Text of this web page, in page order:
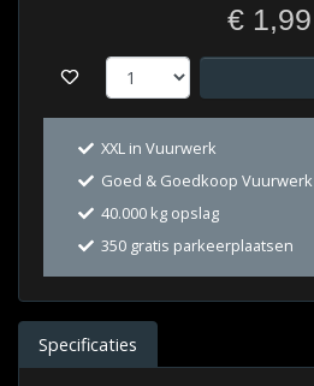
€ 1,99
XXL in Vuurwerk
Goed & Goedkoop Vuurwerk
40.000 kg opslag
350 gratis parkeerplaatsen
Specificaties